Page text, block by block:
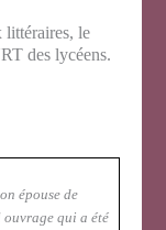
littéraires, le
des lycéens.
épouse de
ouvrage qui a été